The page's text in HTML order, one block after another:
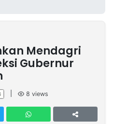
Mendagri
Gubernur
8 views